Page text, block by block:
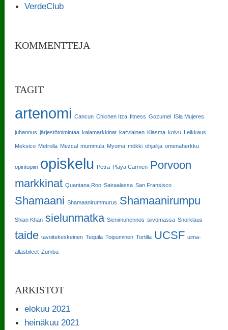
VerdeClub
KOMMENTTEJA
TAGIT
artenomi Cancun Chichen Itza fitness Gozumel ISla Mujeres
juhannus järjestötoimintaa kalamarkkinat karviainen Kiasma koivu Leikkaus
Meksico Metrolla Mezcal mummula Myoma mökki ohjailija omenaherkku
opintopiiri opiskelu Petra Playa Carmen Porvoon
markkinat Quantana Roo Sairaalassa San Fransisco
Shamaani Shamaanirummurus Shamaanirumpu
Shian Khan sielunmatka Sienimuhennos siivomassa Snorklaus
taide tavoitekeskeinen Tequila Toipuminen Tortilla UCSF uima-
allasbileet Zumba
ARKISTOT
elokuu 2021
heinäkuu 2021